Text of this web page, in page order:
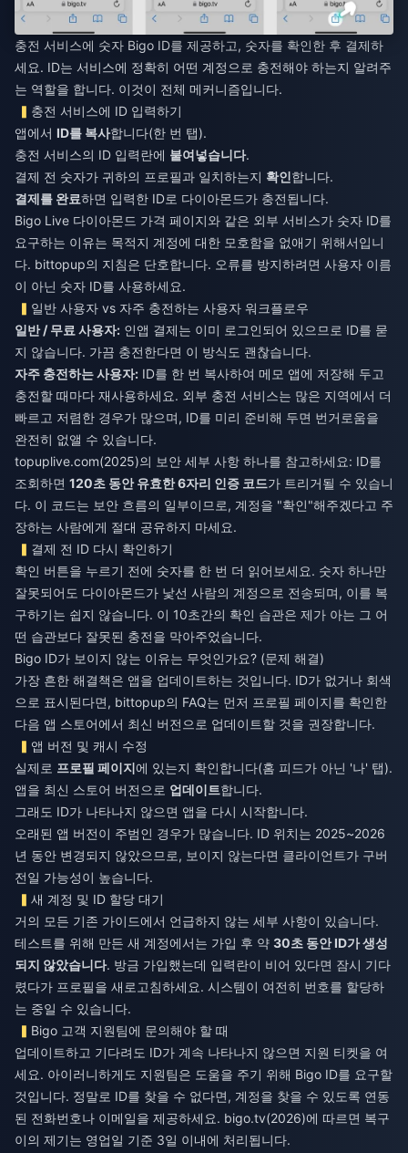
충전 서비스에 숫자 Bigo ID를 제공하고, 숫자를 확인한 후 결제하
세요. ID는 서비스에 정확히 어떤 계정으로 충전해야 하는지 알려주
는 역할을 합니다. 이것이 전체 메커니즘입니다.
충전 서비스에 ID 입력하기
앱에서 ID를 복사합니다(한 번 탭).
충전 서비스의 ID 입력란에 붙여넣습니다.
결제 전 숫자가 귀하의 프로필과 일치하는지 확인합니다.
결제를 완료하면 입력한 ID로 다이아몬드가 충전됩니다.
Bigo Live 다이아몬드 가격 페이지와 같은 외부 서비스가 숫자 ID를
요구하는 이유는 목적지 계정에 대한 모호함을 없애기 위해서입니
다. bittopup의 지침은 단호합니다. 오류를 방지하려면 사용자 이름
이 아닌 숫자 ID를 사용하세요.
일반 사용자 vs 자주 충전하는 사용자 워크플로우
일반 / 무료 사용자: 인앱 결제는 이미 로그인되어 있으므로 ID를 묻
지 않습니다. 가끔 충전한다면 이 방식도 괜찮습니다.
자주 충전하는 사용자: ID를 한 번 복사하여 메모 앱에 저장해 두고
충전할 때마다 재사용하세요. 외부 충전 서비스는 많은 지역에서 더
빠르고 저렴한 경우가 많으며, ID를 미리 준비해 두면 번거로움을
완전히 없앨 수 있습니다.
topuplive.com(2025)의 보안 세부 사항 하나를 참고하세요: ID를
조회하면 120초 동안 유효한 6자리 인증 코드가 트리거될 수 있습니
다. 이 코드는 보안 흐름의 일부이므로, 계정을 "확인"해주겠다고 주
장하는 사람에게 절대 공유하지 마세요.
결제 전 ID 다시 확인하기
확인 버튼을 누르기 전에 숫자를 한 번 더 읽어보세요. 숫자 하나만
잘못되어도 다이아몬드가 낯선 사람의 계정으로 전송되며, 이를 복
구하기는 쉽지 않습니다. 이 10초간의 확인 습관은 제가 아는 그 어
떤 습관보다 잘못된 충전을 막아주었습니다.
Bigo ID가 보이지 않는 이유는 무엇인가요? (문제 해결)
가장 흔한 해결책은 앱을 업데이트하는 것입니다. ID가 없거나 회색
으로 표시된다면, bittopup의 FAQ는 먼저 프로필 페이지를 확인한
다음 앱 스토어에서 최신 버전으로 업데이트할 것을 권장합니다.
앱 버전 및 캐시 수정
실제로 프로필 페이지에 있는지 확인합니다(홈 피드가 아닌 '나' 탭).
앱을 최신 스토어 버전으로 업데이트합니다.
그래도 ID가 나타나지 않으면 앱을 다시 시작합니다.
오래된 앱 버전이 주범인 경우가 많습니다. ID 위치는 2025~2026
년 동안 변경되지 않았으므로, 보이지 않는다면 클라이언트가 구버
전일 가능성이 높습니다.
새 계정 및 ID 할당 대기
거의 모든 기존 가이드에서 언급하지 않는 세부 사항이 있습니다.
테스트를 위해 만든 새 계정에서는 가입 후 약 30초 동안 ID가 생성
되지 않았습니다. 방금 가입했는데 입력란이 비어 있다면 잠시 기다
렸다가 프로필을 새로고침하세요. 시스템이 여전히 번호를 할당하
는 중일 수 있습니다.
Bigo 고객 지원팀에 문의해야 할 때
업데이트하고 기다려도 ID가 계속 나타나지 않으면 지원 티켓을 여
세요. 아이러니하게도 지원팀은 도움을 주기 위해 Bigo ID를 요구할
것입니다. 정말로 ID를 찾을 수 없다면, 계정을 찾을 수 있도록 연동
된 전화번호나 이메일을 제공하세요. bigo.tv(2026)에 따르면 복구
이의 제기는 영업일 기준 3일 이내에 처리됩니다.